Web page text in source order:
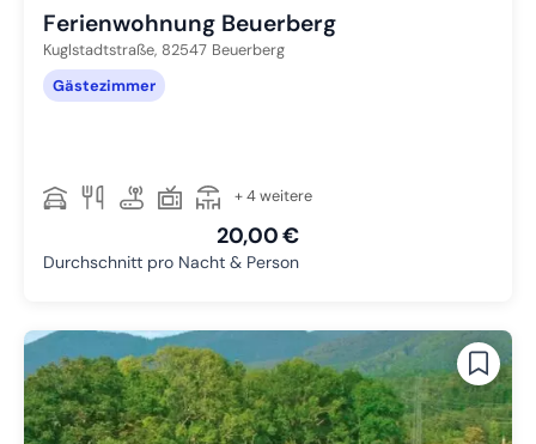
Ferienwohnung Beuerberg
Kuglstadtstraße, 82547 Beuerberg
Gästezimmer
+ 4 weitere
20,00 €
Durchschnitt pro Nacht & Person